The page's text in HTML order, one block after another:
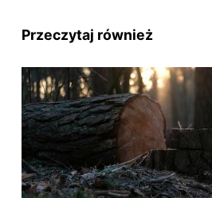
Przeczytaj również